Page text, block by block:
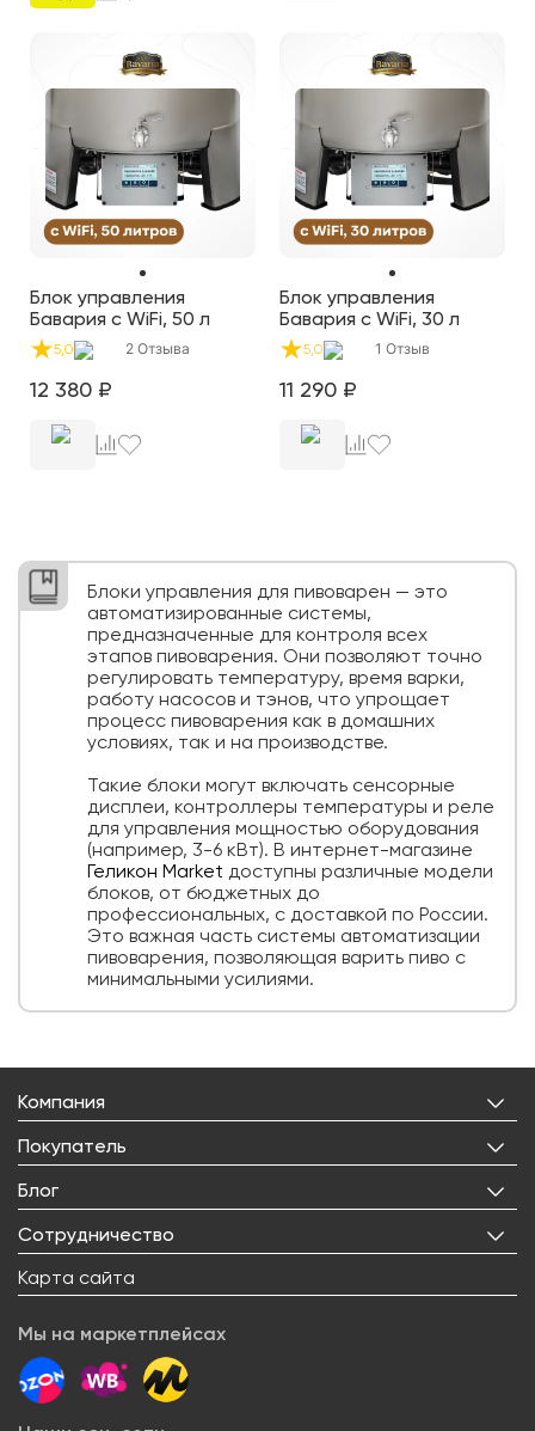
Блок управления
Бавария с WiFi, 50 л
5,0 2 Отзыва
12 380 ₽
Блок управления
Бавария с WiFi, 30 л
5,0 1 Отзыв
11 290 ₽
Блоки управления для пивоварен — это
автоматизированные системы,
предназначенные для контроля всех
этапов пивоварения. Они позволяют точно
регулировать температуру, время варки,
работу насосов и тэнов, что упрощает
процесс пивоварения как в домашних
условиях, так и на производстве.
Такие блоки могут включать сенсорные
дисплеи, контроллеры температуры и реле
для управления мощностью оборудования
(например, 3-6 кВт). В интернет-магазине
Геликон Market доступны различные модели
блоков, от бюджетных до
профессиональных, с доставкой по России.
Это важная часть системы автоматизации
пивоварения, позволяющая варить пиво с
минимальными усилиями.
Компания
О нас
Лицензии
Реквизиты
Правовая информация
Контакты
Покупатель
Личный кабинет
Избранное
Доставка
Возврат товара
Сервисный центр
Как заказать
Блог
Все статьи
О товарах
Сотрудничество
Оптовым покупателям
Арендодателям
Блогерам
Карта сайта
Мы на маркетплейсах